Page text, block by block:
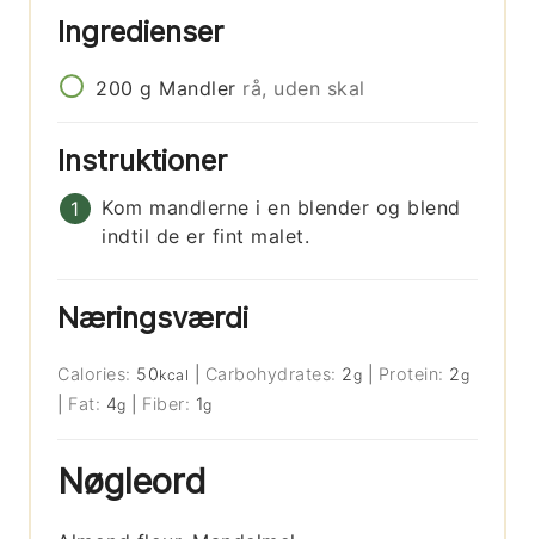
Ingredienser
200 g Mandler rå, uden skal
Instruktioner
Kom mandlerne i en blender og blend
indtil de er fint malet.
Næringsværdi
Calories: 50kcal Carbohydrates: 2g Protein: 2g
Fat: 4g Fiber: 1g
Nøgleord